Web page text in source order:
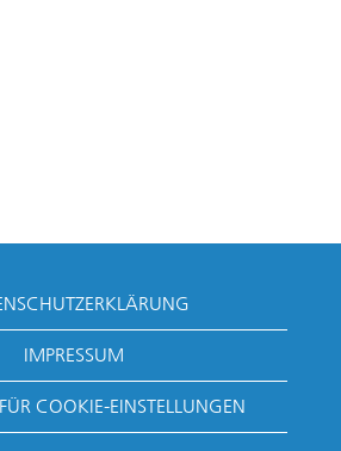
IMPRESSUM
COOKIE-EINSTELLUNGEN